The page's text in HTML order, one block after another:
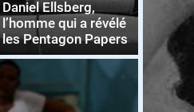
Daniel Ellsberg,
l’homme qui a révélé
les Pentagon Papers